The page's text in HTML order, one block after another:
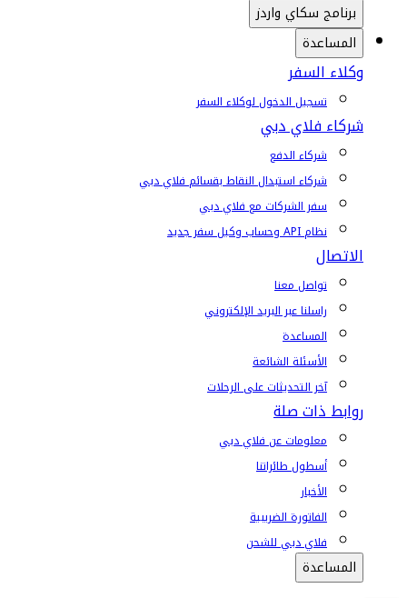
برنامج سكاي واردز
المساعدة
وكلاء السفر
تسجيل الدخول لوكلاء السفر
شركاء فلاي دبي
شركاء الدفع
شركاء استبدال النقاط بقسائم فلاي دبي
سفر الشركات مع فلاي دبي
نظام API وحساب وكيل سفر جديد
الاتصال
تواصل معنا
راسلنا عبر البريد الإلكتروني
المساعدة
الأسئلة الشائعة
آخر التحديثات على الرحلات
روابط ذات صلة
معلومات عن فلاي دبي
أسطول طائراتنا
الأخبار
الفاتورة الضريبية
فلاي دبي للشحن
المساعدة